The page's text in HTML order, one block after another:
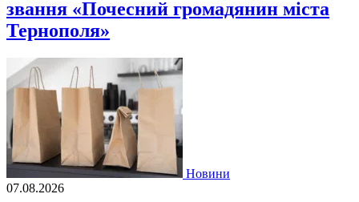
звання «Почесний громадянин міста
Тернополя»
Новини
07.08.2026